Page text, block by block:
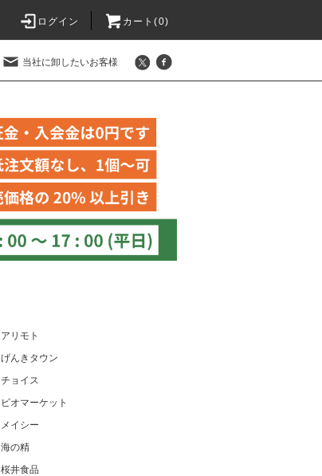
ログイン カート(0)
当社に卸したいお客様
アリモト
げんきタウン
チョイス
ビオマーケット
メイシー
海の精
桜井食品